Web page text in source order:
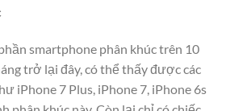
smartphone phân khúc trên 10
trở lại đây, có thể thấy được các
iPhone 7 Plus, iPhone 7, iPhone 6s